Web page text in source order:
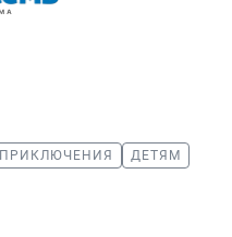
ПРИКЛЮЧЕНИЯ
ДЕТЯМ